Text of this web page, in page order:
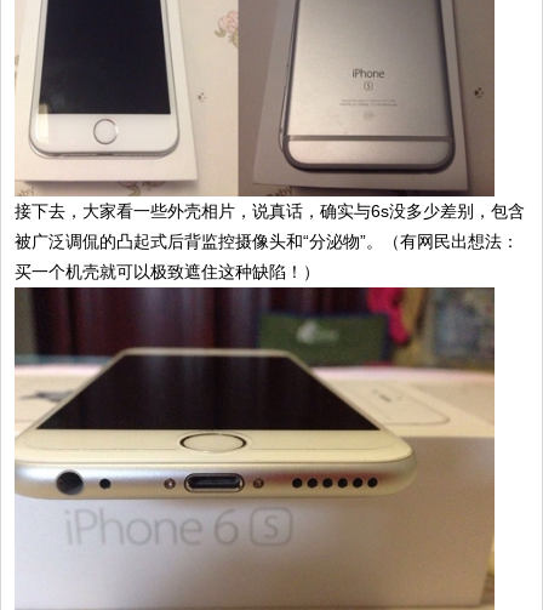
接下去，大家看一些外壳相片，说真话，确实与6s没多少差别，包含
被广泛调侃的凸起式后背监控摄像头和“分泌物”。（有网民出想法：
买一个机壳就可以极致遮住这种缺陷！）